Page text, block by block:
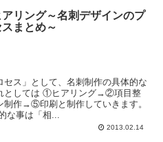
リング～名刺デザインのプ
スまとめ～
セス」として、名刺制作の具体的な
としては ①ヒアリング→②項目整
作→⑤印刷と制作していきます。
な事は「相...
2013.02.14